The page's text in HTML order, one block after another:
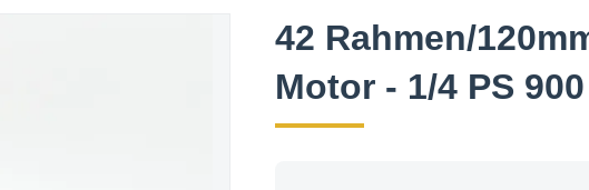
42 Rahmen/
Motor - 1/4 PS